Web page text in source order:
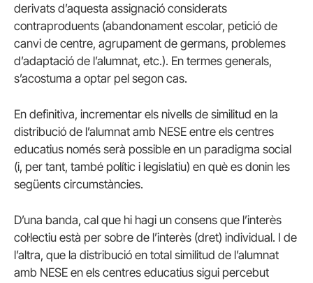
derivats d’aquesta assignació considerats
contraproduents (abandonament escolar, petició de
canvi de centre, agrupament de germans, problemes
d’adaptació de l’alumnat, etc.). En termes generals,
s’acostuma a optar pel segon cas.
En definitiva, incrementar els nivells de similitud en la
distribució de l’alumnat amb NESE entre els centres
educatius només serà possible en un paradigma social
(i, per tant, també polític i legislatiu) en què es donin les
següents circumstàncies.
D’una banda, cal que hi hagi un consens que l’interès
col·lectiu està per sobre de l’interès (dret) individual. I de
l’altra, que la distribució en total similitud de l’alumnat
amb NESE en els centres educatius sigui percebut